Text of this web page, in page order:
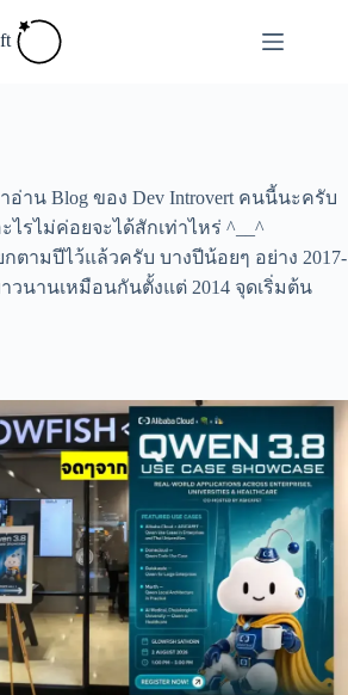
น Blog ของ Dev Introvert คนนี้นะครับ
ไรไม่ค่อยจะได้สักเท่าไหร่ ^__^
ตามปีไว้แล้วครับ บางปีน้อยๆ อย่าง 2017-
วนานเหมือนกันตั้งแต่ 2014 จุดเริ่มต้น